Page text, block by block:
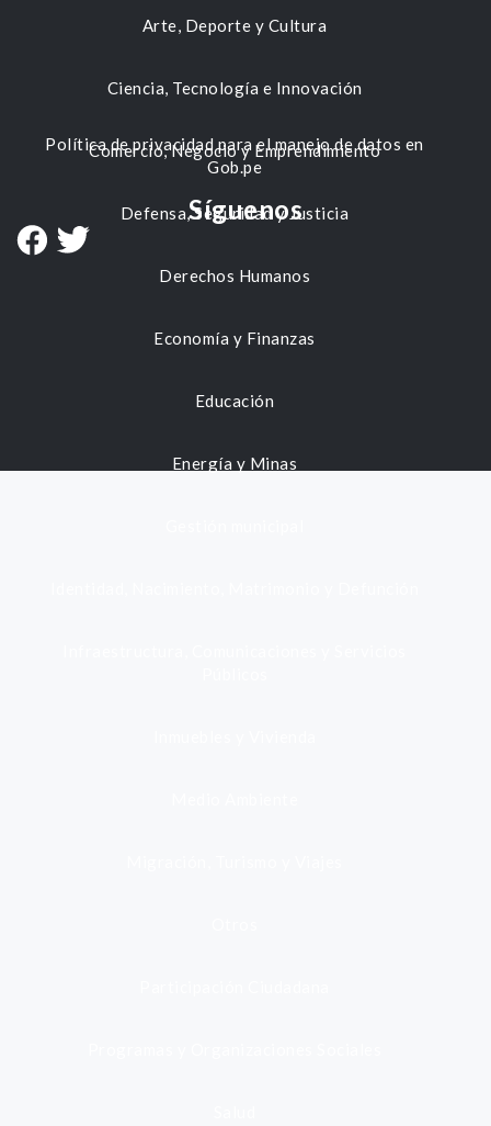
Arte, Deporte y Cultura
Ciencia, Tecnología e Innovación
Comercio, Negocio y Emprendimiento
Defensa, Seguridad y Justicia
Derechos Humanos
Economía y Finanzas
Educación
Energía y Minas
Política de privacidad para el manejo de datos en
Gob.pe
Síguenos